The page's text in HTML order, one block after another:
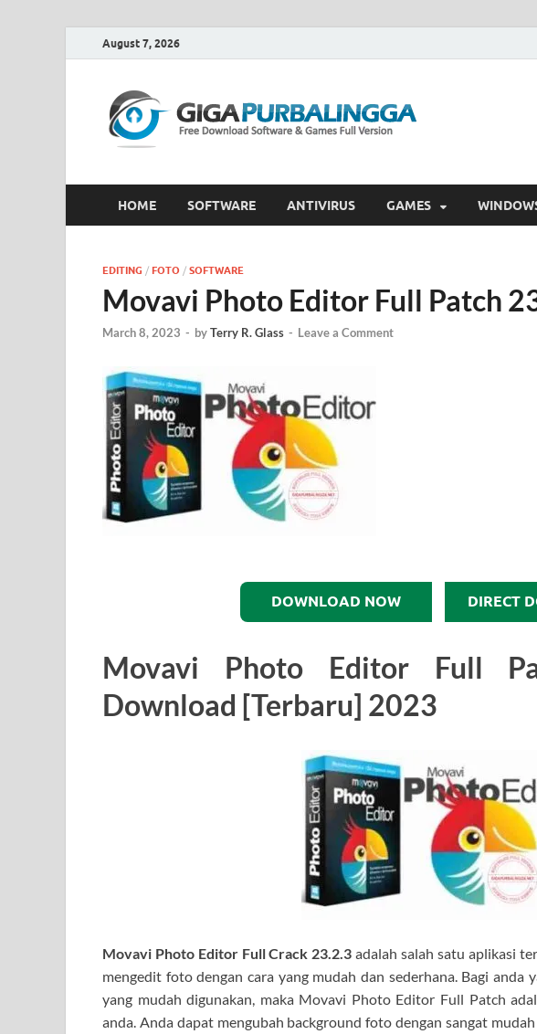
August 7, 2026
HOME SOFTWARE ANTIVIRUS GAMES
EDITING / FOTO / SOFTWARE
Movavi Photo Editor Full Patch
March 8, 2023 - byTerry R. Glass - Leave a Comment
DOWNLOAD NOW DIRECT
Movavi Photo Editor Full
Download [Terbaru] 2023
Movavi Photo Editor Full Crack 23.2.3adalah salah satu aplikasi
mengedit foto dengan cara yang mudah dan sederhana. Bagi anda
yang mudah digunakan, maka Movavi Photo Editor Full Patch
anda. Anda dapat mengubah background foto dengan sangat